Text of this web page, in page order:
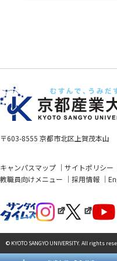
〒603-8555 京都市北区上賀茂本山
キャンパスマップ サイトポリシー
教職員向けメニュー
採用情報
© KYOTO SANGYO UNIVERSITY. All rights